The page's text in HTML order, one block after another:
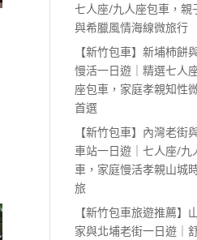
七人座/九人座包車，親
與希臘風情海線微旅行
【新竹包車】新埔柿餅
慢活一日遊｜精選七人
座包車，家庭孝親知性
首選
【新竹包車】內灣老街
車站一日遊｜七人座/九
車，家庭慢活孝親山城
旅
【新竹包車旅遊推薦】
家與北埔老街一日遊｜